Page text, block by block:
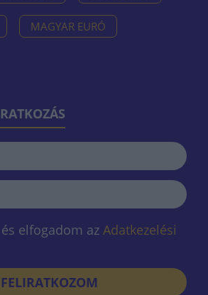
MAGYAR EURÓ
elfogadom az Adatkezelési
FELIRATKOZOM